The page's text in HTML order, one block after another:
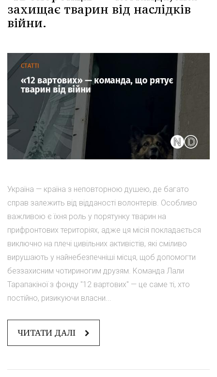
захищає тварин від наслідків
війни.
Україна — країна з неповторною душею, де багато
справ залежить від відданості волонтерів. Особливо
важливою є їхня роль у порятунку тварин на
прифронтових територіях, адже ця місія покладається
виключно на плечі цивільних активістів, які сміливо
вирушають у найнебезпечніші місця, щоб допомогти
беззахисним чотириногим друзям. Команда Лали
Тарапакіної з фонду "12 вартових" — це саме ті, хто
постійно, ризикуючи власни...
ЧИТАТИ ДАЛІ